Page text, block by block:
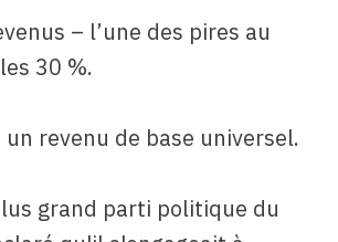
– l’une des pires au
30 %.
revenu de base universel.
grand parti politique du